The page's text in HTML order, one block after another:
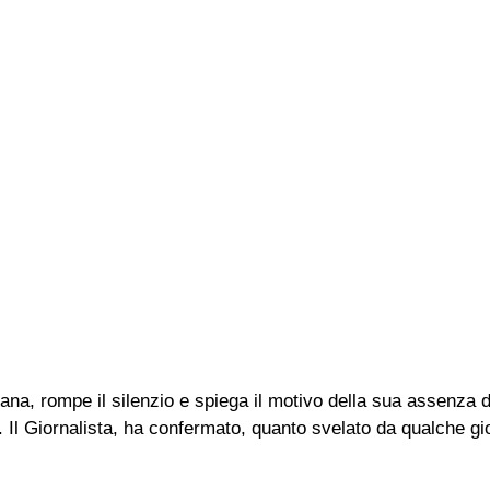
rompe il silenzio e spiega il motivo della sua assenza
Giornalista, ha confermato, quanto svelato da qualche